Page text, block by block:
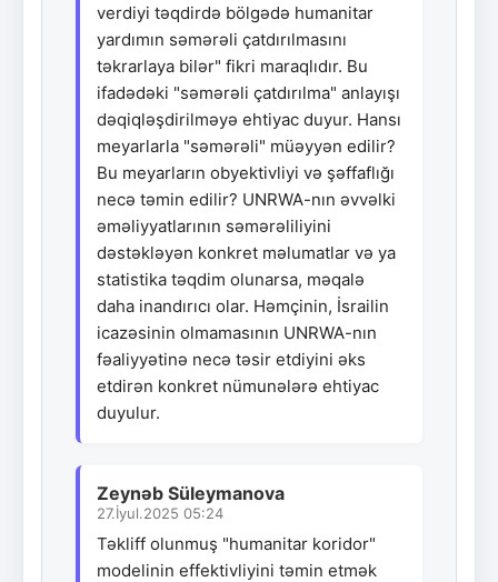
verdiyi təqdirdə bölgədə humanitar
yardımın səmərəli çatdırılmasını
təkrarlaya bilər" fikri maraqlıdır. Bu
ifadədəki "səmərəli çatdırılma" anlayışı
dəqiqləşdirilməyə ehtiyac duyur. Hansı
meyarlarla "səmərəli" müəyyən edilir?
Bu meyarların obyektivliyi və şəffaflığı
necə təmin edilir? UNRWA-nın əvvəlki
əməliyyatlarının səmərəliliyini
dəstəkləyən konkret məlumatlar və ya
statistika təqdim olunarsa, məqalə
daha inandırıcı olar. Həmçinin, İsrailin
icazəsinin olmamasının UNRWA-nın
fəaliyyətinə necə təsir etdiyini əks
etdirən konkret nümunələrə ehtiyac
duyulur.
Zeynəb Süleymanova
27.İyul.2025 05:24
Təkliff olunmuş "humanitar koridor"
modelinin effektivliyini təmin etmək